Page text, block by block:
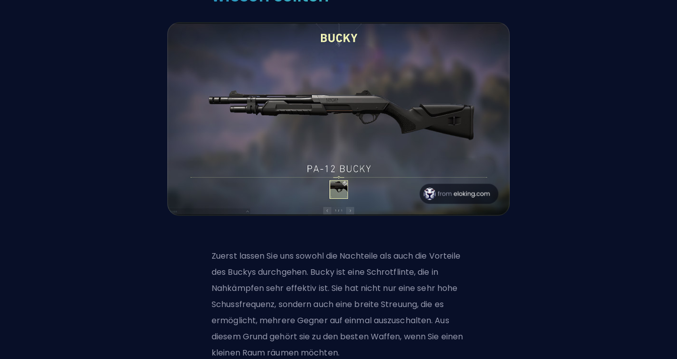
Zuerst lassen Sie uns sowohl die Nachteile als auch die Vorteile
des Buckys durchgehen. Bucky ist eine Schrotflinte, die in
Nahkämpfen sehr effektiv ist. Sie hat nicht nur eine sehr hohe
Schussfrequenz, sondern auch eine breite Streuung, die es
ermöglicht, mehrere Gegner auf einmal auszuschalten. Aus
diesem Grund gehört sie zu den besten Waffen, wenn Sie einen
kleinen Raum räumen möchten.